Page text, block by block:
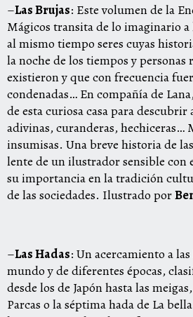
–Las Brujas: Este volumen de la
Mágicos transita de lo imaginario
al mismo tiempo seres cuyas
la noche de los tiempos y personas
existieron y que con frecuencia
condenadas… En compañía de
de esta curiosa casa para descubrir
adivinas, curanderas, hechiceras…
insumisas. Una breve historia de
lente de un ilustrador sensible con
su importancia en la tradición
de las sociedades. Ilustrado por
–Las Hadas: Un acercamiento a
mundo y de diferentes épocas,
desde los de Japón hasta las
Parcas o la séptima hada de La